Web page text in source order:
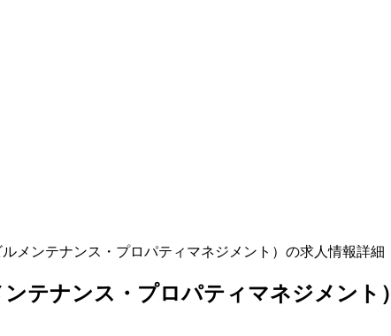
メンテナンス・プロパティマネジメント）の求人情報詳細
テナンス・プロパティマネジメント）